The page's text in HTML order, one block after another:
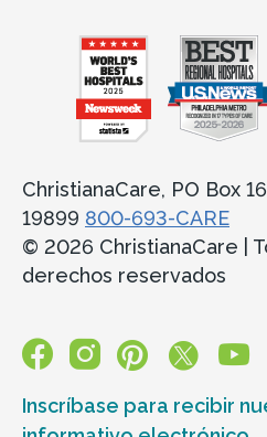
ChristianaCare, PO Box
19899 800-693-CARE
© 2026 ChristianaCare |
derechos reservados
Inscríbase para recibir